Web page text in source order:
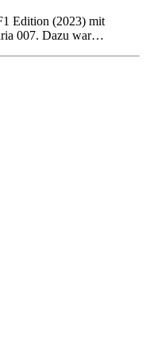
Edition (2023) mit
007. Dazu war…